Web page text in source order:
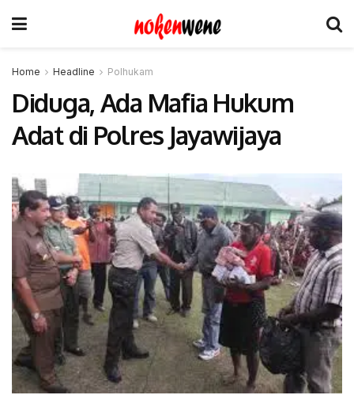
Home Headline Polhukam
Diduga, Ada Mafia Hukum
Adat di Polres Jayawijaya